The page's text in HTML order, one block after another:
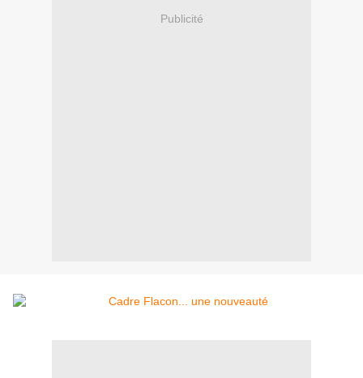
Publicité